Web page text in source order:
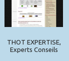
THOT EXPERTISE,
Experts Conseils